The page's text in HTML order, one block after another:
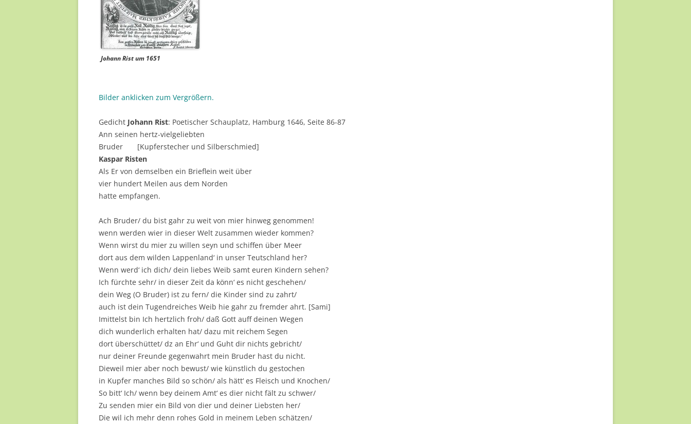
Johann Rist um 1651
Bilder anklicken zum Vergrößern.
Gedicht Johann Rist: Poetischer Schauplatz, Hamburg 1646, Seite 86-87
Ann seinen hertz-vielgeliebten
Bruder [Kupferstecher und Silberschmied]
Kaspar Risten
Als Er von demselben ein Brieflein weit über
vier hundert Meilen aus dem Norden
hatte empfangen.
Ach Bruder/ du bist gahr zu weit von mier hinweg genommen!
wenn werden wier in dieser Welt zusammen wieder kommen?
Wenn wirst du mier zu willen seyn und schiffen über Meer
dort aus dem wilden Lappenland‘ in unser Teutschland her?
Wenn werd‘ ich dich/ dein liebes Weib samt euren Kindern sehen?
Ich fürchte sehr/ in dieser Zeit da könn‘ es nicht geschehen/
dein Weg (O Bruder) ist zu fern/ die Kinder sind zu zahrt/
auch ist dein Tugendreiches Weib hie gahr zu fremder ahrt. [Sami]
Imittelst bin Ich hertzlich froh/ daß Gott auff deinen Wegen
dich wunderlich erhalten hat/ dazu mit reichem Segen
dort überschüttet/ dz an Ehr‘ und Guht dir nichts gebricht/
nur deiner Freunde gegenwahrt mein Bruder hast du nicht.
Dieweil mier aber noch bewust/ wie künstlich du gestochen
in Kupfer manches Bild so schön/ als hätt‘ es Fleisch und Knochen/
So bitt‘ Ich/ wenn bey deinem Amt‘ es dier nicht fält zu schwer/
Zu senden mier ein Bild von dier und deiner Liebsten her/
Die wil ich mehr denn rohes Gold in meinem Leben schätzen/